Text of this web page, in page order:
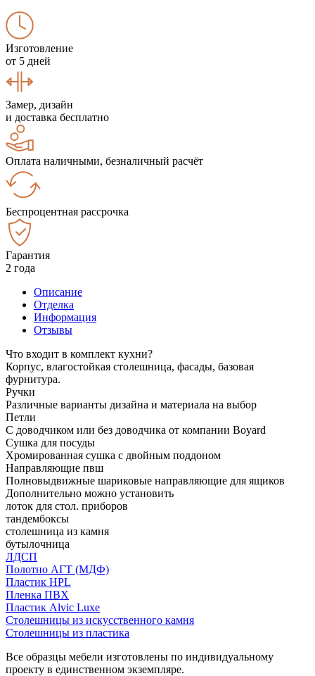
Изготовление
от 5 дней
Замер, дизайн
и доставка бесплатно
Оплата наличными, безналичный расчёт
Беспроцентная рассрочка
Гарантия
2 года
Описание
Отделка
Информация
Отзывы
Что входит в комплект кухни?
Корпус, влагостойкая столешница, фасады, базовая
фурнитура.
Ручки
Различные варианты дизайна и материала на выбор
Петли
С доводчиком или без доводчика от компании Boyard
Сушка для посуды
Хромированная сушка с двойным поддоном
Направляющие пвш
Полновыдвижные шариковые направляющие для ящиков
Дополнительно можно установить
лоток для стол. приборов
тандембоксы
столешница из камня
бутылочница
ЛДСП
Полотно АГТ (МДФ)
Пластик HPL
Пленка ПВХ
Пластик Alvic Luxe
Столешницы из искусственного камня
Столешницы из пластика
Все образцы мебели изготовлены по индивидуальному
проекту в единственном экземпляре.